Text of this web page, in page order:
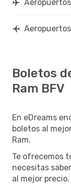
Boletos
Ram BFV
En eDreams
boletos al
Ram.
Te ofrecemos
necesitas
al mejor